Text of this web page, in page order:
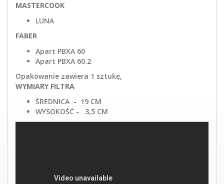
MASTERCOOK
LUNA
FABER
Apart PBXA 60
Apart PBXA 60.2
Opakowanie zawiera 1 sztukę,
WYMIARY FILTRA
ŚREDNICA - 19 CM
WYSOKOŚĆ - 3,5 CM